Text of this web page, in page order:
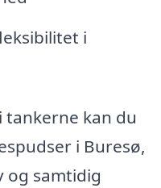
i
tankerne kan du
i Buresø,
og samtidig